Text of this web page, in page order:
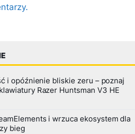
i opóźnienie bliskie zeru – poznaj
Razer Huntsman V3 HE
i wrzuca ekosystem dla
bieg